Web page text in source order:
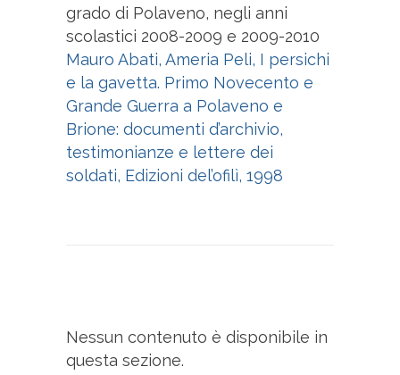
grado di Polaveno, negli anni
scolastici 2008-2009 e 2009-2010
Mauro Abati, Ameria Peli, I persichi
e la gavetta. Primo Novecento e
Grande Guerra a Polaveno e
Brione: documenti d’archivio,
testimonianze e lettere dei
soldati, Edizioni del’ofilì, 1998
Nessun contenuto è disponibile in
questa sezione.